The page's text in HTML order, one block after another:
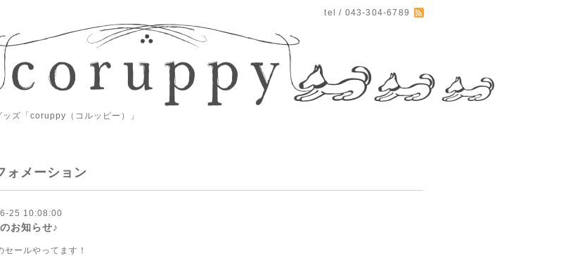
tel / 043-304-6789
ズ「coruppy（コルッピー）」
ォメーション
25 10:08:00
お知らせ♪
セールやってます！